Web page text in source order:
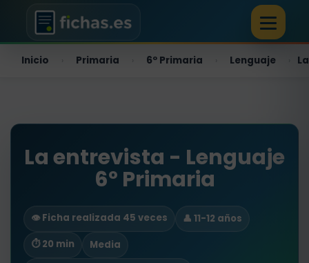
Inicio Primaria 6º Primaria Lenguaje
La entrevista - Lenguaje
6º Primaria
👁️ Ficha realizada 45 veces
👤 11-12 años
⏱ 20 min
Media